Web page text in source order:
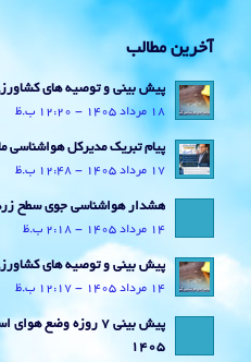
آخرین مطالب
پیش بینی و توصیه های کشاورزی (18 مرداد
18 مرداد 1405 - 12:20 ب.ظ
پیام تبریک مدیرکل هواشناسی
17 مرداد 1405 - 12:48 ب.ظ
هشدار هواشناسی جوی سطح زرد شماره 15 مورخ
14 مرداد 1405 - 2:18 ب.ظ
پیش بینی و توصیه های کشاورزی (14 مرداد
14 مرداد 1405 - 12:17 ب.ظ
1405